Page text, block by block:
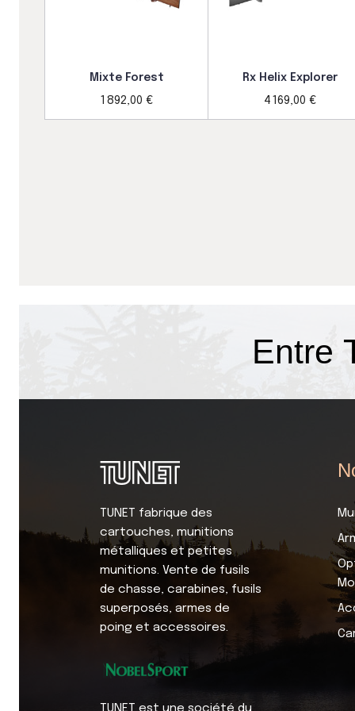
Mixte Forest
1 892,00 €
Rx Helix Explorer
4 169,00 €
Entre
TUNET fabrique des
cartouches, munitions
métalliques et petites
munitions. Vente de fusils
de chasse, carabines, fusils
superposés, armes de
poing et accessoires.